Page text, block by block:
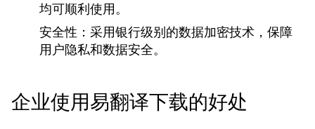
均可顺利使用。
安全性： 采用银行级别的数据加密技术，保障
用户隐私和数据安全。
企业使用易翻译下载的好处